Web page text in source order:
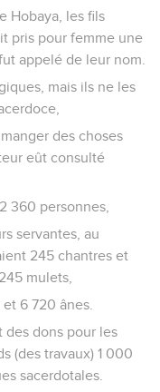
Hobaya, les fils
pris pour femme une
appelé de leur nom.
mais ils ne les
des choses
eût consulté
360 personnes,
servantes, au
245 chantres et
mulets,
6 720 ânes.
des dons pour les
(des travaux) 1 000
sacerdotales.